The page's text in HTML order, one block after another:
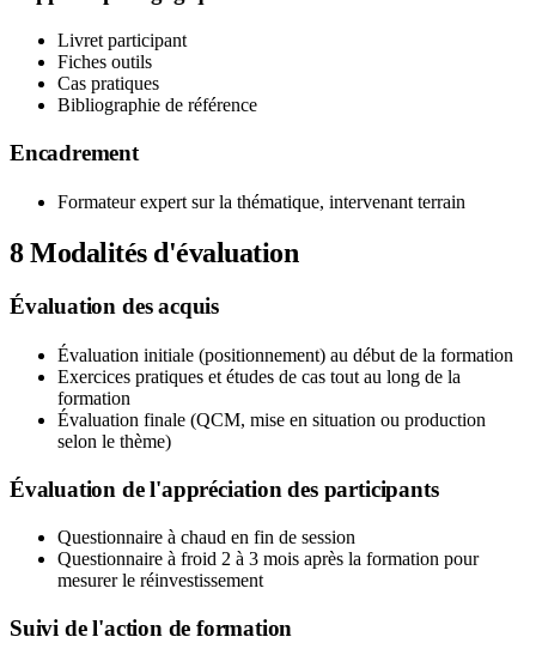
Livret participant
Fiches outils
Cas pratiques
Bibliographie de référence
Encadrement
Formateur expert sur la thématique, intervenant terrain
8Modalités d'évaluation
Évaluation des acquis
Évaluation initiale (positionnement) au début de la formation
Exercices pratiques et études de cas tout au long de la
formation
Évaluation finale (QCM, mise en situation ou production
selon le thème)
Évaluation de l'appréciation des participants
Questionnaire à chaud en fin de session
Questionnaire à froid 2 à 3 mois après la formation pour
mesurer le réinvestissement
Suivi de l'action de formation